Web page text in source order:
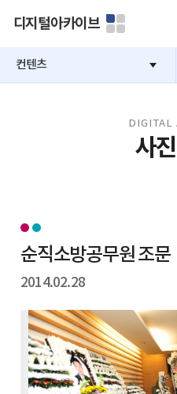
디지털아카이브
컨텐츠
DIGITAL
사
순직소방공무원 조문
2014.02.28